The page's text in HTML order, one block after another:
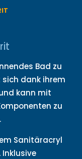
Bad zu
sich dank ihrem
kann mit
zu
Sanitäracryl